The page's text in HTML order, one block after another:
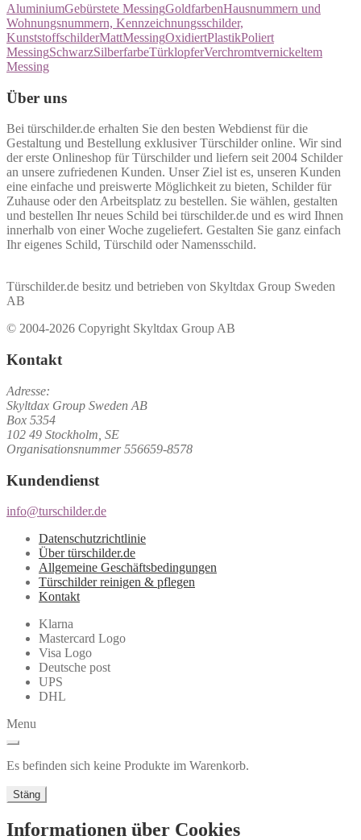
AluminiumGebürstete MessingGoldfarbenHausnummern und
Wohnungsnummern, Kennzeichnungsschilder,
KunststoffschilderMattMessingOxidiertPlastikPoliert
MessingSchwarzSilberfarbeTürklopferVerchromtvernickeltem
Messing
Über uns
Bei türschilder.de erhalten Sie den besten Webdienst für die
Gestaltung und Bestellung exklusiver Türschilder online. Wir sind
der erste Onlineshop für Türschilder und liefern seit 2004 Schilder
an unsere zufriedenen Kunden. Unser Ziel ist es, unseren Kunden
eine einfache und preiswerte Möglichkeit zu bieten, Schilder für
Zuhause oder den Arbeitsplatz zu bestellen. Sie wählen, gestalten
und bestellen Ihr neues Schild bei türschilder.de und es wird Ihnen
innerhalb von einer Woche zugeliefert. Gestalten Sie ganz einfach
Ihr eigenes Schild, Türschild oder Namensschild.
Türschilder.de besitz und betrieben von Skyltdax Group Sweden
AB
© 2004-2026 Copyright Skyltdax Group AB
Kontakt
Adresse:
Skyltdax Group Sweden AB
Box 5354
102 49 Stockholm, SE
Organisationsnummer 556659-8578
Kundendienst
info@turschilder.de
Datenschutzrichtlinie
Über türschilder.de
Allgemeine Geschäftsbedingungen
Türschilder reinigen & pflegen
Kontakt
Klarna
Mastercard Logo
Visa Logo
Deutsche post
UPS
DHL
Menu
Es befinden sich keine Produkte im Warenkorb.
Stäng
Informationen über Cookies